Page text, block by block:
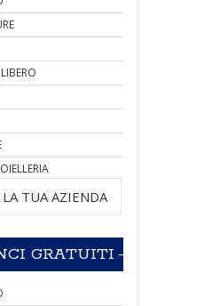
LA TUA AZIENDA
GRATUITI